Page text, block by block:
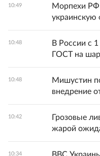
10:49
Морпехи РФ
украинскую
10:48
В России с
ГОСТ на
10:48
Мишустин
внедрение
10:42
Грозовые
жарой
10:34